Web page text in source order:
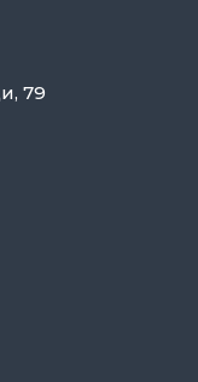
79